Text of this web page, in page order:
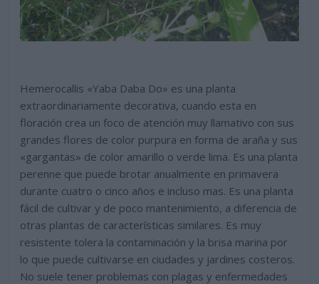
Hemerocallis «Yaba Daba Do» es una planta
extraordinariamente decorativa, cuando esta en
floración crea un foco de atención muy llamativo con sus
grandes flores de color purpura en forma de araña y sus
«gargantas» de color amarillo o verde lima. Es una planta
perenne que puede brotar anualmente en primavera
durante cuatro o cinco años e incluso mas. Es una planta
fácil de cultivar y de poco mantenimiento, a diferencia de
otras plantas de características similares. Es muy
resistente tolera la contaminación y la brisa marina por
lo que puede cultivarse en ciudades y jardines costeros.
No suele tener problemas con plagas y enfermedades